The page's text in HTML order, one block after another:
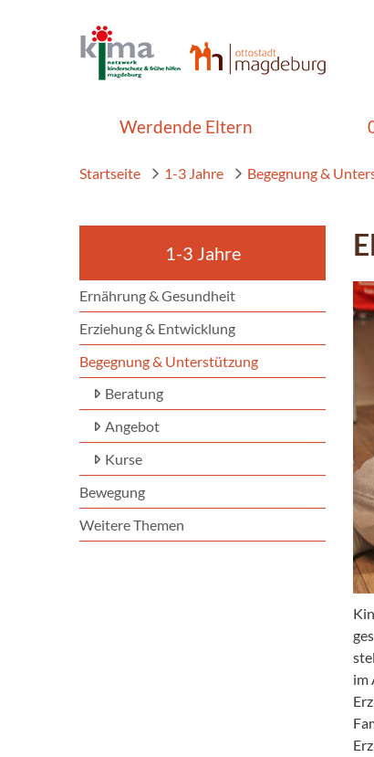
Werdende Eltern
Startseite 1-3 Jahre Begegnung &
1-3 Jahre
Ernährung & Gesundheit
Erziehung & Entwicklung
Begegnung & Unterstützung
Beratung
Angebot
Kurse
Bewegung
Weitere Themen
im